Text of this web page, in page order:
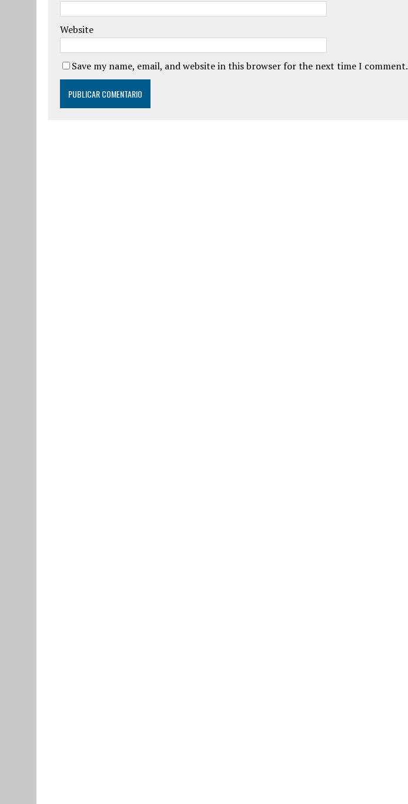
Website
Save my name, email, and website in this browser for the next time I comment.